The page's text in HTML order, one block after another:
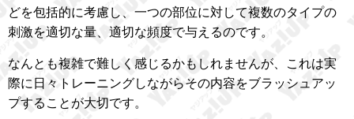
どを包括的に考慮し、一つの部位に対して複数のタイプの
刺激を適切な量、適切な頻度で与えるのです。
なんとも複雑で難しく感じるかもしれませんが、これは実
際に日々トレーニングしながらその内容をブラッシュアッ
プすることが大切です。